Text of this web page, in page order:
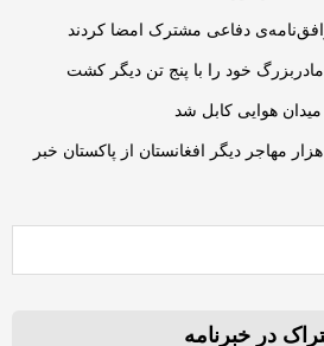
دفاعی مشترک امضا کردند
مادربزرگ خود را با پنج تن دیگر کشت
هوایی کابل شد
مهاجر دیگر افغانستان از پاکستان خبر
در خبرنامه